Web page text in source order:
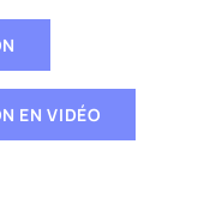
EN VIDÉO